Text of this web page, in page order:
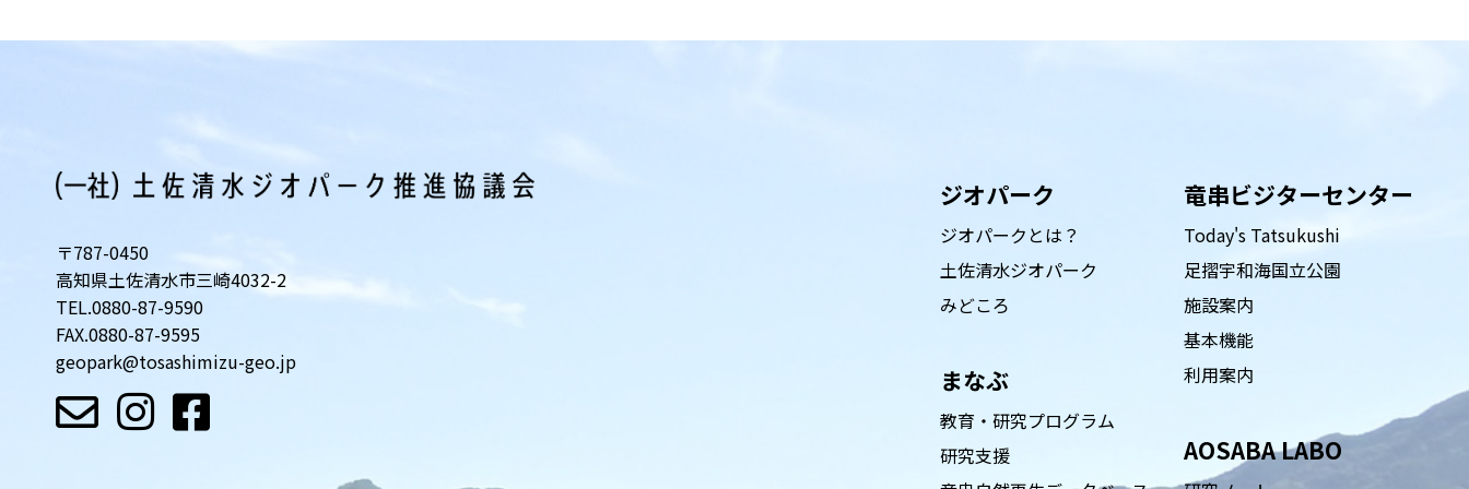
〒787-0450
高知県土佐清水市三崎4032-2
TEL.0880-87-9590
FAX.0880-87-9595
geopark@tosashimizu-geo.jp
ジオパーク
ジオパークとは？
土佐清水ジオパーク
みどころ
まなぶ
教育・研究プログラム
研究支援
竜串ビジターセンター
Today's Tatsukushi
足摺宇和海国立公園
施設案内
基本機能
利用案内
AOSABA LABO